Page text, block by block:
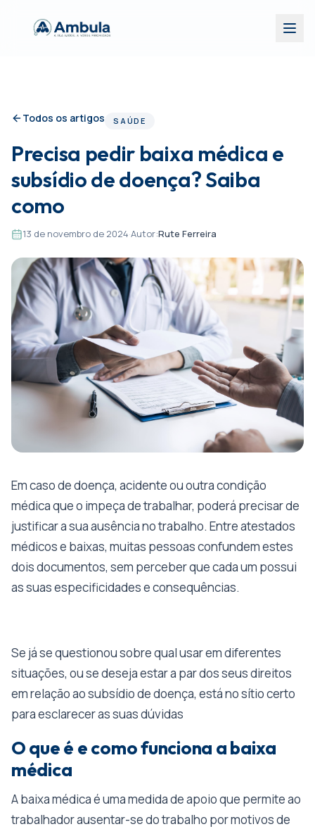
Todos os artigos SAÚDE
Precisa pedir baixa médica e
subsídio de doença? Saiba
como
13 de novembro de 2024·Autor:Rute Ferreira
Em caso de doença, acidente ou outra condição
médica que o impeça de trabalhar, poderá precisar de
justificar a sua ausência no trabalho. Entre atestados
médicos e baixas, muitas pessoas confundem estes
dois documentos, sem perceber que cada um possui
as suas especificidades e consequências.
Se já se questionou sobre qual usar em diferentes
situações, ou se deseja estar a par dos seus direitos
em relação ao subsídio de doença, está no sítio certo
para esclarecer as suas dúvidas
O que é e como funciona a baixa
médica
A baixa médica é uma medida de apoio que permite ao
trabalhador ausentar-se do trabalho por motivos de